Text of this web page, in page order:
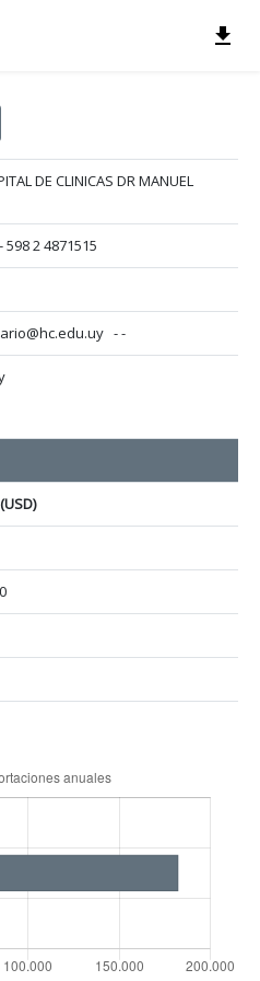
DE CLINICAS DR MANUEL
598 2 4871515
- -